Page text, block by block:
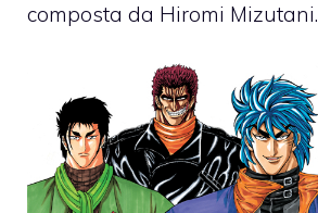
composta da Hiromi Mizutani.